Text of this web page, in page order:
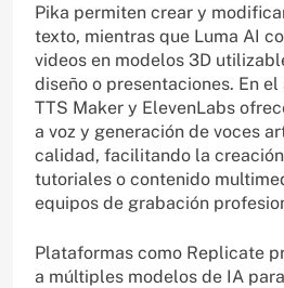
Pika permiten crear y
texto, mientras que Luma AI
videos en modelos 3D
diseño o presentaciones. En
TTS Maker y ElevenLabs
a voz y generación de voces
calidad, facilitando la
tutoriales o contenido
equipos de grabación
Plataformas como Replicate
a múltiples modelos de IA